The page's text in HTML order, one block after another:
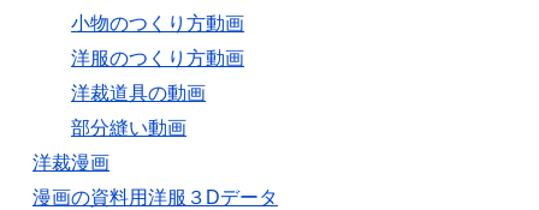
小物のつくり方動画
洋服のつくり方動画
洋裁道具の動画
部分縫い動画
洋裁漫画
漫画の資料用洋服３Dデータ